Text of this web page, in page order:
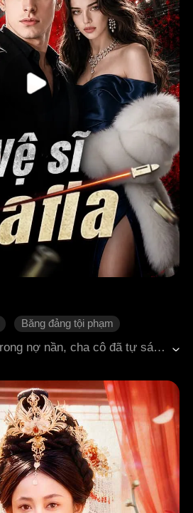
Băng đảng tội phạm
Gia đình Bella ngập trong nợ nần, cha cô đã tự sát vì không chịu nổi áp lực. Khi tổ chức Mafia đến đòi nợ, ông trùm Louis lại bị lay động bởi sự kiên cường của Bella nên đã nương tay với cô. Nhờ tài thiện xạ xuất chúng, Bella thậm chí còn gia nhập Mafia và trở thành vệ sĩ riêng của Louis. Trong quá trình đồng hành và hợp tác, khoảng cách giữa hai người dần thu hẹp, tình cảm cũng ngày càng sâu đậm. Thế nhưng Jack, phó thủ lĩnh của tổ chức lại đem lòng khao khát Bella. Vì muốn chiếm đoạt cô, hắn bày mưu vu khống Louis là kẻ đã sát hại cha Bella. Liệu Bella và Louis có thể vượt qua mọi âm mưu, hiểu lầm và sóng gió để đến được với nhau hay không?